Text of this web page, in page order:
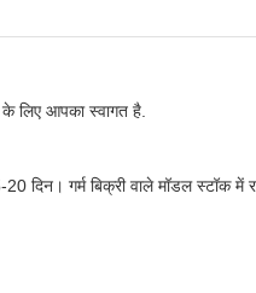
के लिए आपका स्वागत है.
दिन। गर्म बिक्री वाले मॉडल स्टॉक में